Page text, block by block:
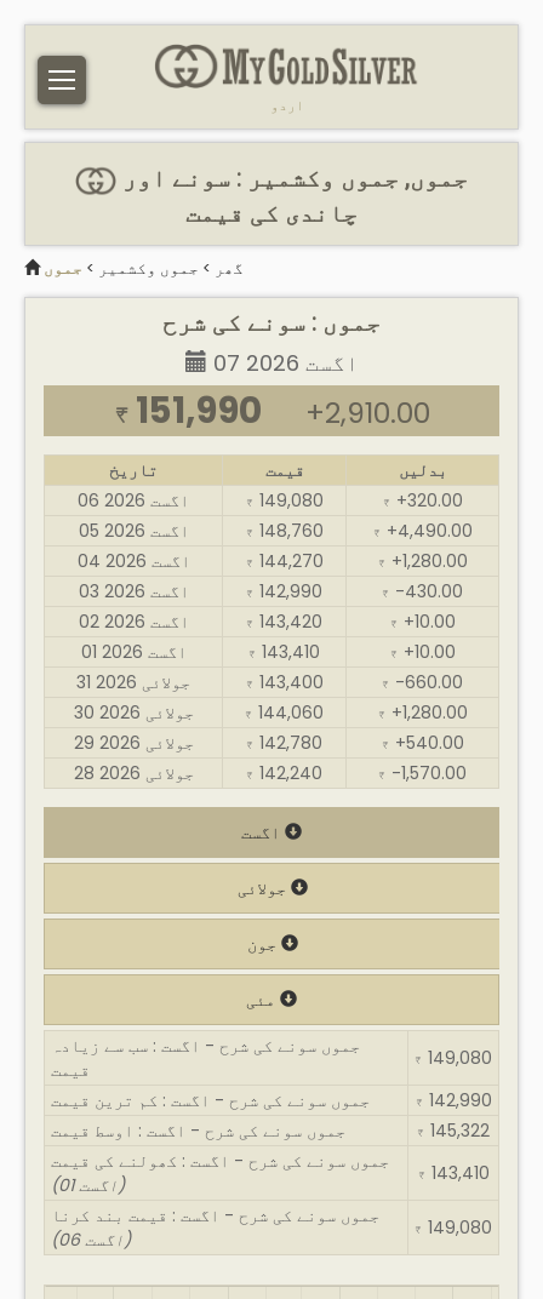
اردو
جموں, جموں وکشمیر : سونے اور
چاندی کی قیمت
گھر > جموں وکشمیر > جموں
جموں : سونے کی شرح
07 اگست 2026
₹ 151,990 +2,910.00
تاریخ قیمت
بدلیں
06 اگست 2026
₹ 149,080 ₹ +320.00
05 اگست 2026
₹ 148,760 ₹ +4,490.00
04 اگست 2026
₹ 144,270 ₹ +1,280.00
03 اگست 2026
₹ 142,990 ₹ -430.00
02 اگست 2026
₹ 143,420 ₹ +10.00
01 اگست 2026
₹ 143,410 ₹ +10.00
31 جولائی 2026
₹ 143,400 ₹ -660.00
30 جولائی 2026
₹ 144,060 ₹ +1,280.00
29 جولائی 2026
₹ 142,780 ₹ +540.00
28 جولائی 2026
₹ 142,240 ₹ -1,570.00
جموں سونے کی شرح - اگست : سب سے زیادہ
قیمت
₹ 149,080
جموں سونے کی شرح - اگست : کم ترین قیمت
₹ 142,990
جموں سونے کی شرح - اگست : اوسط قیمت
₹ 145,322
جموں سونے کی شرح - اگست : کھولنے کی قیمت
(01 اگست)
₹ 143,410
جموں سونے کی شرح - اگست : قیمت بند کرنا
(06 اگست)
₹ 149,080